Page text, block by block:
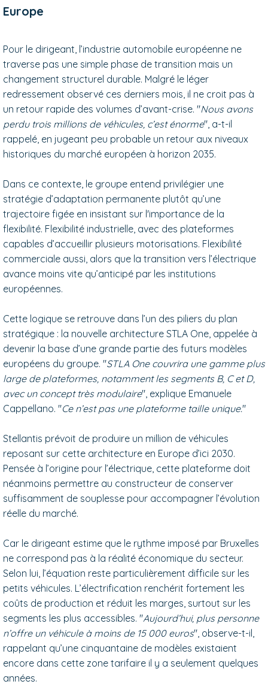
Europe
Pour le dirigeant, l’industrie automobile européenne ne
traverse pas une simple phase de transition mais un
changement structurel durable. Malgré le léger
redressement observé ces derniers mois, il ne croit pas à
un retour rapide des volumes d’avant-crise. "Nous avons
perdu trois millions de véhicules, c’est énorme", a-t-il
rappelé, en jugeant peu probable un retour aux niveaux
historiques du marché européen à horizon 2035.
Dans ce contexte, le groupe entend privilégier une
stratégie d’adaptation permanente plutôt qu’une
trajectoire figée en insistant sur l'importance de la
flexibilité. Flexibilité industrielle, avec des plateformes
capables d’accueillir plusieurs motorisations. Flexibilité
commerciale aussi, alors que la transition vers l’électrique
avance moins vite qu’anticipé par les institutions
européennes.
Cette logique se retrouve dans l’un des piliers du plan
stratégique : la nouvelle architecture STLA One, appelée à
devenir la base d’une grande partie des futurs modèles
européens du groupe. "STLA One couvrira une gamme plus
large de plateformes, notamment les segments B, C et D,
avec un concept très modulaire", explique Emanuele
Cappellano. "Ce n’est pas une plateforme taille unique."
Stellantis prévoit de produire un million de véhicules
reposant sur cette architecture en Europe d’ici 2030.
Pensée à l’origine pour l’électrique, cette plateforme doit
néanmoins permettre au constructeur de conserver
suffisamment de souplesse pour accompagner l’évolution
réelle du marché.
Car le dirigeant estime que le rythme imposé par Bruxelles
ne correspond pas à la réalité économique du secteur.
Selon lui, l’équation reste particulièrement difficile sur les
petits véhicules. L’électrification renchérit fortement les
coûts de production et réduit les marges, surtout sur les
segments les plus accessibles. "Aujourd’hui, plus personne
n’offre un véhicule à moins de 15 000 euros", observe-t-il,
rappelant qu’une cinquantaine de modèles existaient
encore dans cette zone tarifaire il y a seulement quelques
années.